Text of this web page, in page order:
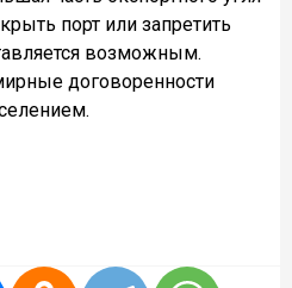
порт или запретить
возможным.
договоренности